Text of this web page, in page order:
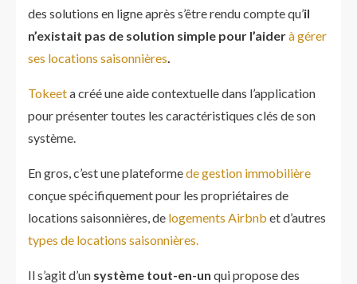
des solutions en ligne après s’être rendu compte qu’il
n’existait pas de solution simple pour l’aiderà gérer
ses locations saisonnières.
Tokeeta créé une aide contextuelle dans l’application
pour présenter toutes les caractéristiques clés de son
système.
En gros, c’est une plateformede gestion immobilière
conçue spécifiquement pour les propriétaires de
locations saisonnières, de logements Airbnb et d’autres
types de locations saisonnières.
Il s’agit d’un système tout-en-un qui propose des